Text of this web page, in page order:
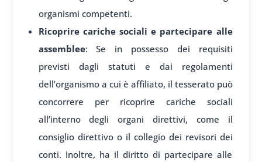
organismi competenti.
Ricoprire cariche sociali e partecipare alle
assemblee: Se in possesso dei requisiti
previsti dagli statuti e dai regolamenti
dell’organismo a cui è affiliato, il tesserato può
concorrere per ricoprire cariche sociali
all’interno degli organi direttivi, come il
consiglio direttivo o il collegio dei revisori dei
conti. Inoltre, ha il diritto di partecipare alle